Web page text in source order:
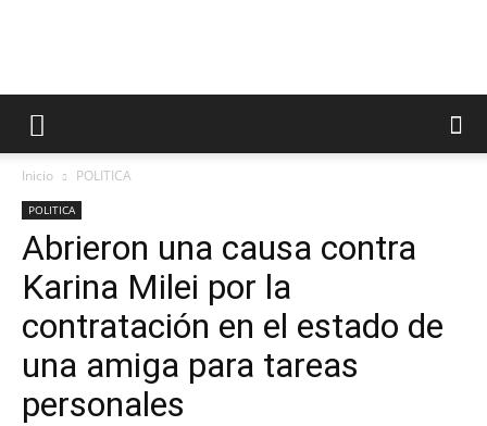
Inicio POLITICA
POLITICA
Abrieron una causa contra
Karina Milei por la
contratación en el estado de
una amiga para tareas
personales